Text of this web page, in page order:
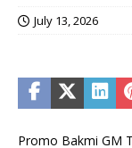
July 13, 2026
Promo Bakmi GM